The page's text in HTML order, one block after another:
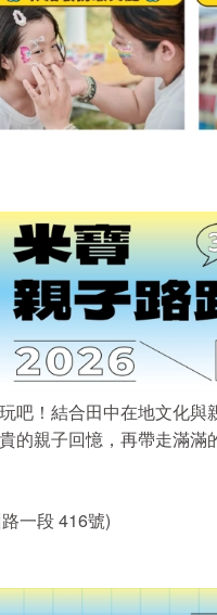
吧！結合田中在地文化與
親子回憶，再帶走滿滿
一段 416號)